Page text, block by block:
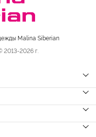
Malina Siberian
2026 г.
Дубленки